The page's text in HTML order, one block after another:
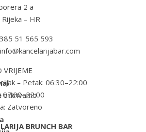
otkrivamo
2 a
– HR
51 565 593
VRIJEME
– Petak: 06:30–22:00
07:00–22:00
Zatvoreno
BRUNCH BAR